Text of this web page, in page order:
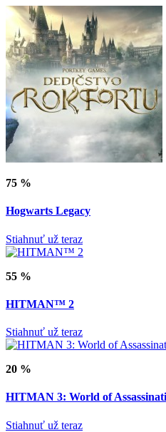
75 %
Hogwarts Legacy
Stiahnuť už teraz
55 %
HITMAN™ 2
Stiahnuť už teraz
20 %
HITMAN 3: World of
Stiahnuť už teraz